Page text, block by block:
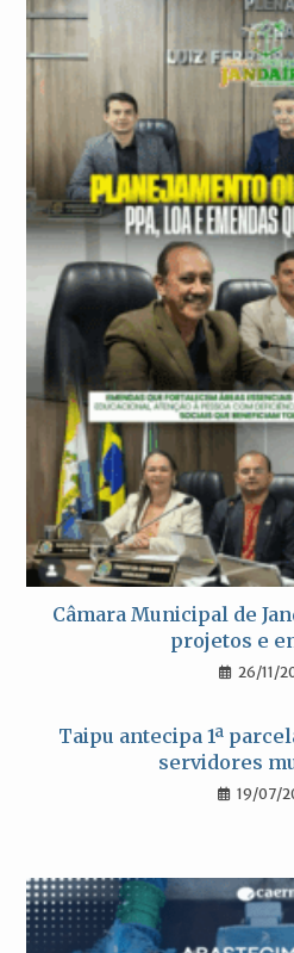
Câmara Municipal de
projetos e
26/11/
Taipu antecipa 1ª
servidores
19/07/